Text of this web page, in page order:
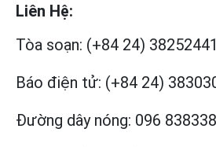
Liên Hệ:
Tòa soạn: (+84 24) 38252441
Báo điện tử: (+84 24)
Đường dây nóng: 096